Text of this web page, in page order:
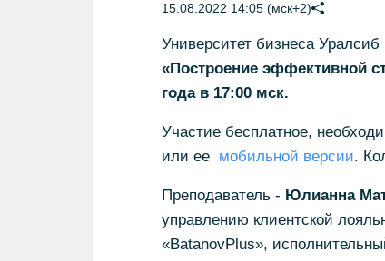
15.08.2022 14:05 (мск+2)
Университет бизнеса
«Построение эффективной
года в 17:00 мск.
Участие бесплатное,
или ее мобильной версии.
Преподаватель - Юлианна
управлению клиентской
«BatanovPlus»,